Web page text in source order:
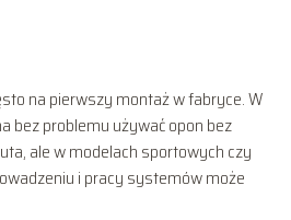
na pierwszy montaż w fabryce. W
bez problemu używać opon bez
ale w modelach sportowych czy
i pracy systemów może